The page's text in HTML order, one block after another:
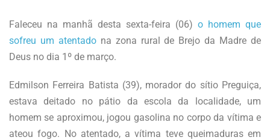
Faleceu na manhã desta sexta-feira (06) o homem que
sofreu um atentadona zona rural de Brejo da Madre de
Deus no dia 1º de março.
Edmilson Ferreira Batista (39), morador do sítio Preguiça,
estava deitado no pátio da escola da localidade, um
homem se aproximou, jogou gasolina no corpo da vítima e
ateou fogo. No atentado, a vítima teve queimaduras em